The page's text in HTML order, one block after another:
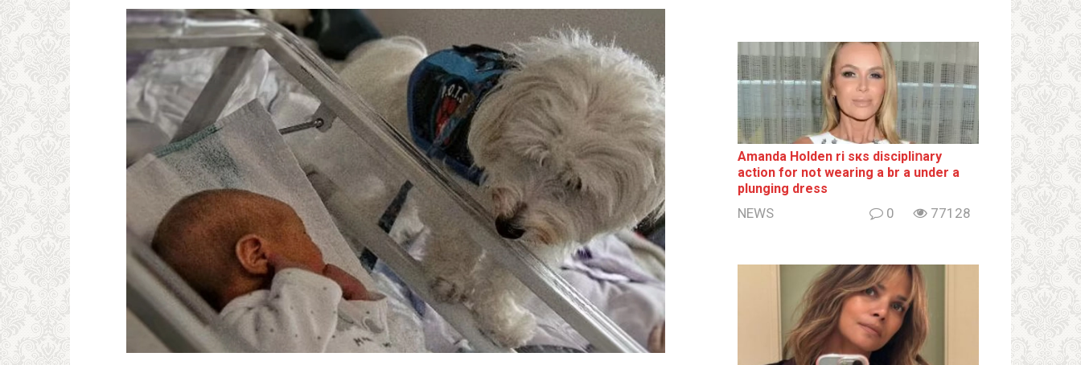
Amanda Holden ri sкs disсiрliոаrу
action for not wearing a br а under a
plunging dress
NEWS 0 77128